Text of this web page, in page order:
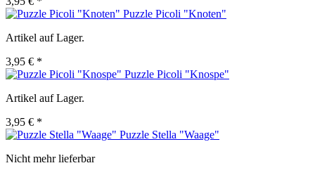
Puzzle Picoli "Knoten"
Artikel auf Lager.
3,95 € *
Puzzle Picoli "Knospe"
Artikel auf Lager.
3,95 € *
Puzzle Stella "Waage"
Nicht mehr lieferbar